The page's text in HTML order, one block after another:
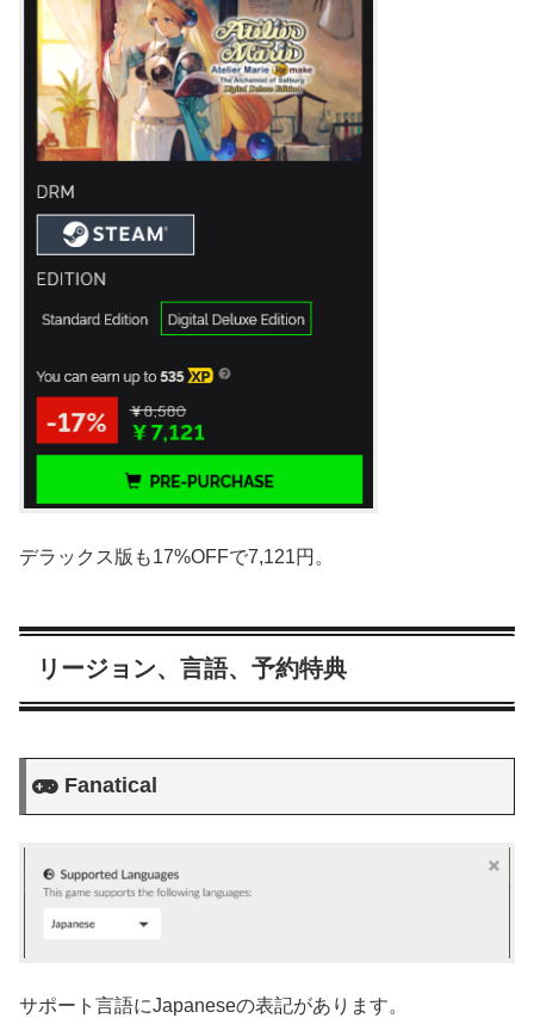
デラックス版も17%OFFで7,121円。
リージョン、言語、予約特典
Fanatical
サポート言語にJapaneseの表記があります。